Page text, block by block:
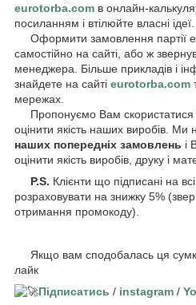
eurotorba.com в онлайн-
посиланням і втілюйте власні ідеї.
Оформити замовлення партії
самостійно на сайті, або ж
менеджера. Більше прикладів і
знайдете на сайті eurotorba.com
мережах.
Пропонуємо Вам
оцінити якість наших виробів.
наших попередніх замовлень і
оцінити якість виробів, друку і
P.S. Клієнти що підписані на
розраховувати на знижку 5%
отримання промокоду).
Якщо вам сподобалась ця
лайк
Підписатись / instagram /